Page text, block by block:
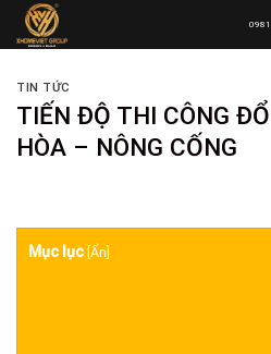
Skip
TIN TỨC
TIẾN ĐỘ THI CÔNG
HÒA – NÔNG CỐNG
Mục lục Ẩn